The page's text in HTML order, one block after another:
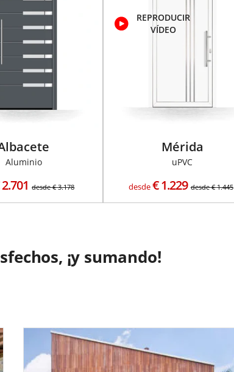
REPRODUCIR
VÍDEO
Aluminio
2.701 desde€3.178
Mérida
uPVC
desde€1.229 desde€1.445
¡y sumando!